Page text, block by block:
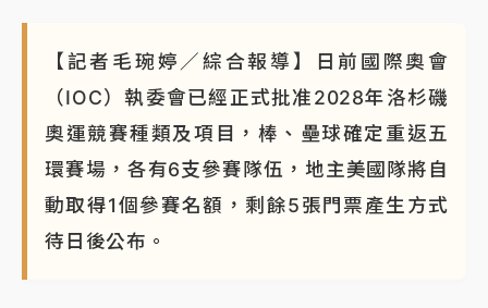
【記者毛琬婷／綜合報導】日前國際奧會
（IOC）執委會已經正式批准2028年洛杉磯
奧運競賽種類及項目，棒、壘球確定重返五
環賽場，各有6支參賽隊伍，地主美國隊將自
動取得1個參賽名額，剩餘5張門票產生方式
待日後公布。